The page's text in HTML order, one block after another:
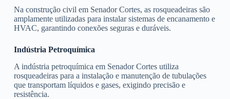
Na construção civil em Senador Cortes, as rosqueadeiras são
amplamente utilizadas para instalar sistemas de encanamento e
HVAC, garantindo conexões seguras e duráveis.
Indústria Petroquímica
A indústria petroquímica em Senador Cortes utiliza
rosqueadeiras para a instalação e manutenção de tubulações
que transportam líquidos e gases, exigindo precisão e
resistência.